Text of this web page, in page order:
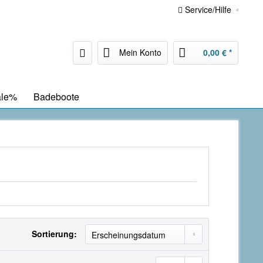
Service/Hilfe
Mein Konto 0,00 € *
Badeboote
Sortierung: